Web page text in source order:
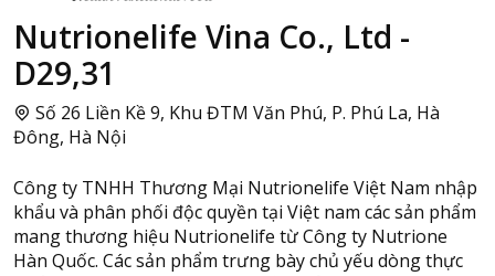
Nutrionelife Vina Co., Ltd -
D29,31
Số 26 Liền Kề 9, Khu ĐTM Văn Phú, P. Phú La, Hà
Đông, Hà Nội
Công ty TNHH Thương Mại Nutrionelife Việt Nam nhập
khẩu và phân phối độc quyền tại Việt nam các sản phẩm
mang thương hiệu Nutrionelife từ Công ty Nutrione
Hàn Quốc. Các sản phẩm trưng bày chủ yếu dòng thực